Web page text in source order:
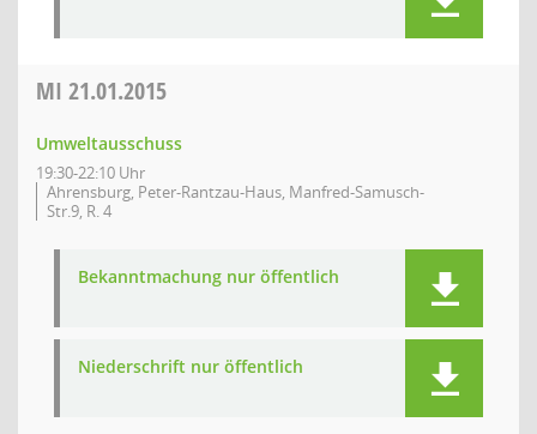
MI 21.01.2015
Umweltausschuss
19:30-22:10 Uhr
Ahrensburg, Peter-Rantzau-Haus, Manfred-Samusch-
Str.9, R. 4
Bekanntmachung nur öffentlich
Niederschrift nur öffentlich